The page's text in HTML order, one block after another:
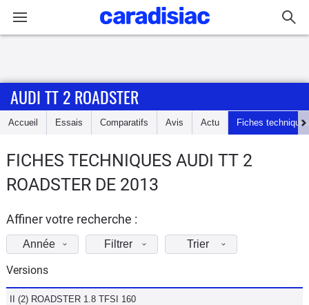
Accueil
Essais
d'achat
Electriques
Utilitaires
AUDI TT 2 ROADSTER
Accueil Essais Comparatifs Avis Actu Fiches techniques
FICHES TECHNIQUES AUDI TT 2
ROADSTER DE 2013
Affiner votre recherche :
Année Filtrer Trier
Versions
II (2) ROADSTER 1.8 TFSI 160